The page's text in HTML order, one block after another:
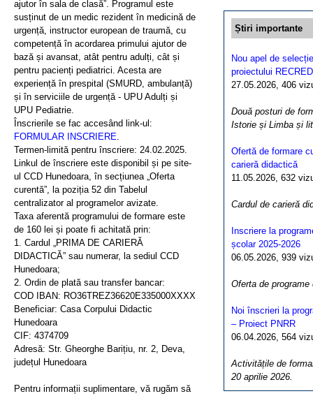
Știri importante
Nou apel de
proiectului RECRED
27.05.2026, 406
Două posturi de
Istorie și Limba și
Ofertă de formare
carieră didactică
11.05.2026, 632
Cardul de carieră
Inscriere la
școlar 2025-2026
06.05.2026, 939
Oferta de programe
Noi înscrieri la
– Proiect PNRR
06.04.2026, 564
Activitățile de
20 aprilie 2026.
ajutor în sala de clasă”. Programul este
susținut de un medic rezident în medicină de
urgență, instructor european de traumă, cu
competență în acordarea primului ajutor de
bază și avansat, atât pentru adulți, cât și
pentru pacienți pediatrici. Acesta are
experiență în prespital (SMURD, ambulanță)
și în serviciile de urgență - UPU Adulți și
UPU Pediatrie.
Înscrierile se fac accesând link-ul:
FORMULAR INSCRIERE.
Termen-limită pentru înscriere: 24.02.2025.
Linkul de înscriere este disponibil și pe site-
ul CCD Hunedoara, în secțiunea „Oferta
curentă”, la poziția 52 din Tabelul
centralizator al programelor avizate.
Taxa aferentă programului de formare este
de 160 lei și poate fi achitată prin:
1. Cardul „PRIMA DE CARIERĂ
DIDACTICĂ” sau numerar, la sediul CCD
Hunedoara;
2. Ordin de plată sau transfer bancar:
COD IBAN: RO36TREZ36620E335000XXXX
Beneficiar: Casa Corpului Didactic
Hunedoara
CIF: 4374709
Adresă: Str. Gheorghe Barițiu, nr. 2, Deva,
județul Hunedoara
Pentru informații suplimentare, vă rugăm să